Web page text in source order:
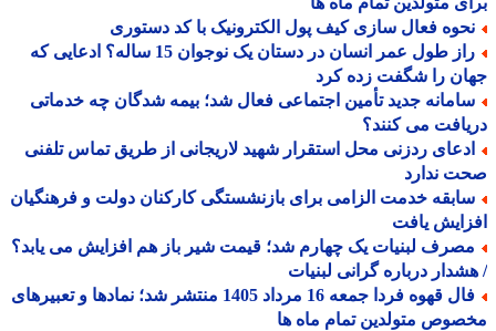
فعال سازی کیف پول الکترونیک با کد دستوری
راز طول عمر انسان در دستان یک نوجوان 15 ساله؟ ادعایی که
را شگفت زده کرد
جدید تأمین اجتماعی فعال شد؛ بیمه شدگان چه خدماتی
می کنند؟
ردزنی محل استقرار شهید لاریجانی از طریق تماس تلفنی
ندارد
خدمت الزامی برای بازنشستگی کارکنان دولت و فرهنگیان
یافت
لبنیات یک چهارم شد؛ قیمت شیر باز هم افزایش می یابد؟
درباره گرانی لبنیات
فال قهوه فردا جمعه 16 مرداد 1405 منتشر شد؛ نمادها و تعبیرهای
متولدین تمام ماه ها